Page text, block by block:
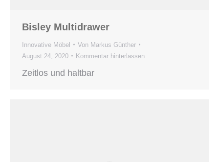
Bisley Multidrawer
Innovative Möbel Von Markus Günther
August 24, 2020
Kommentar hinterlassen
Zeitlos und haltbar